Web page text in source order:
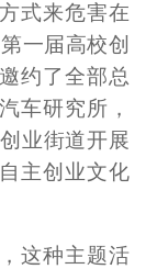
式来危害在
一届高校创
约了全部总
车研究所，
业街道开展
主创业文化
这种主题活